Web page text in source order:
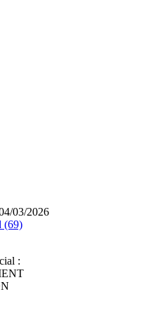
03/2026
(69)
: